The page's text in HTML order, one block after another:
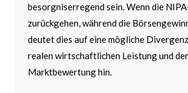
besorgniserregend sein. Wenn die
zurückgehen, während die
deutet dies auf eine mögliche
realen wirtschaftlichen Leistung und der
Marktbewertung hin.